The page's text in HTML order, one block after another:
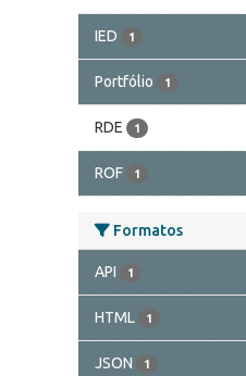
IED 1
Portfólio 1
RDE 1
ROF 1
Formatos
API 1
HTML 1
JSON 1